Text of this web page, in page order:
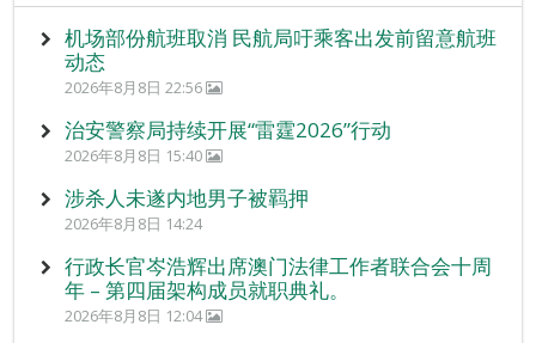
机场部份航班取消 民航局吁乘客出发前留意航班
动态
2026年8月8日 22:56
治安警察局持续开展“雷霆2026”行动
2026年8月8日 15:40
涉杀人未遂内地男子被羁押
2026年8月8日 14:24
行政长官岑浩辉出席澳门法律工作者联合会十周
年 – 第四届架构成员就职典礼。
2026年8月8日 12:04